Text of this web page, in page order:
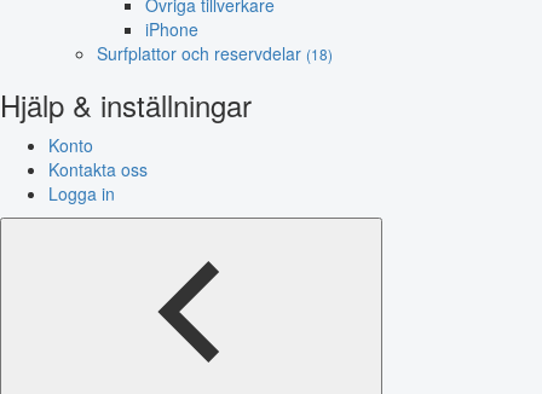
iPhone
Surfplattor och reservdelar (18)
Hjälp & inställningar
Konto
Kontakta oss
Logga in